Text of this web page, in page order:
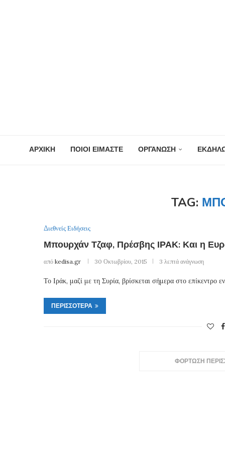
ΑΡΧΙΚΗ ΠΟΙΟΙ ΕΙΜΑΣΤΕ ΟΡΓΑΝΩΣΗ
TAG:
Διεθνείς Ειδήσεις
Μπουρχάν Τζαφ, Πρέσβης ΙΡΑΚ: Και η
από kedisa.gr 30 Οκτωβρίου, 2015 3 λεπτά ανάγνωση
Το Ιράκ, μαζί με τη Συρία, βρίσκεται σήμερα στο επίκεντρο
ΠΕΡΙΣΣΌΤΕΡΑ
ΦΟΡΤΩΣΗ